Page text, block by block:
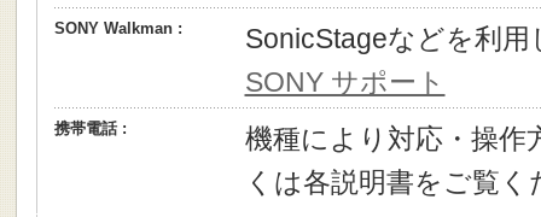
SONY Walkman :
SonicStageなどを利
SONY サポート
携帯電話 :
機種により対応・操作
くは各説明書をご覧く